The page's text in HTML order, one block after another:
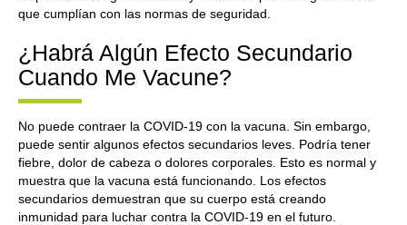
que cumplían con las normas de seguridad.
¿Habrá Algún Efecto Secundario
Cuando Me Vacune?
No puede contraer la COVID-19 con la vacuna. Sin embargo,
puede sentir algunos efectos secundarios leves. Podría tener
fiebre, dolor de cabeza o dolores corporales. Esto es normal y
muestra que la vacuna está funcionando. Los efectos
secundarios demuestran que su cuerpo está creando
inmunidad para luchar contra la COVID-19 en el futuro.